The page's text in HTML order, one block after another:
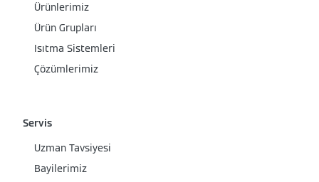
Ürünlerimiz
Ürün Grupları
Isıtma Sistemleri
Çözümlerimiz
Servis
Uzman Tavsiyesi
Bayilerimiz